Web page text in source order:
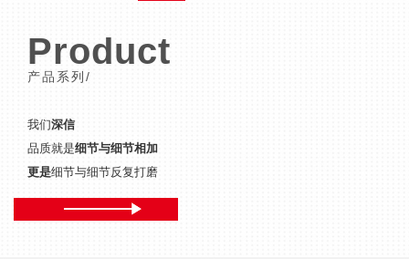
Product
产品系列/
我们深信
品质就是细节与细节相加
更是细节与细节反复打磨